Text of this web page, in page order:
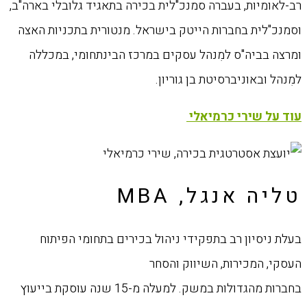
רב-לאומיות, בעברה סמנכ"לית בכירה בתאגיד גלובלי בארה"ב,
וסמנכ"לית בחברות הייטק בישראל. מנטורית בתכניות האצה
ומרצה בביה"ס למִנהל עסקים במרכז הבינתחומי, במכללה
למִנהל ובאוניברסיטת בן גוריון.
עוד על שירי כרמיאלי
טליה אנגל, MBA
בעלת ניסיון רב בתפקידי ניהול בכירים בתחומי הפיתוח
העסקי, המכירות, השיווק והסחר
בחברות מהגדולות במשק. למעלה מ-15 שנה עוסקת בייעוץ